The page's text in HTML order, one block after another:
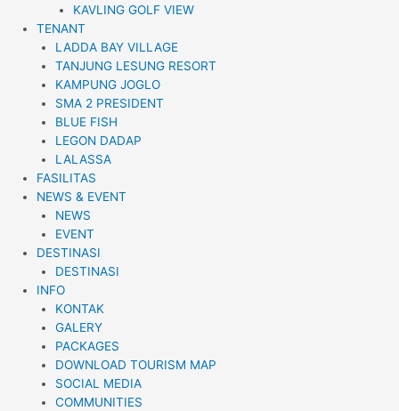
KAVLING GOLF VIEW
TENANT
LADDA BAY VILLAGE
TANJUNG LESUNG RESORT
KAMPUNG JOGLO
SMA 2 PRESIDENT
BLUE FISH
LEGON DADAP
LALASSA
FASILITAS
NEWS & EVENT
NEWS
EVENT
DESTINASI
DESTINASI
INFO
KONTAK
GALERY
PACKAGES
DOWNLOAD TOURISM MAP
SOCIAL MEDIA
COMMUNITIES